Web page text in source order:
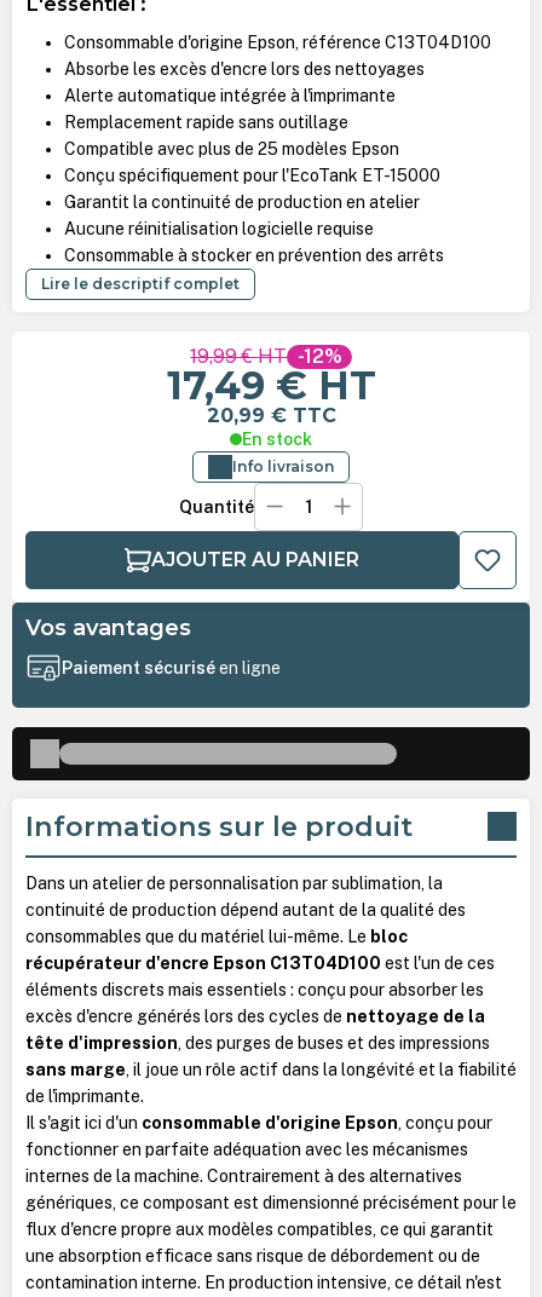
Consommable d'origine Epson, référence C13T04D100
Absorbe les excès d'encre lors des nettoyages
Alerte automatique intégrée à l'imprimante
Remplacement rapide sans outillage
Compatible avec plus de 25 modèles Epson
Conçu spécifiquement pour l'EcoTank ET-15000
Garantit la continuité de production en atelier
Aucune réinitialisation logicielle requise
Consommable à stocker en prévention des arrêts
Lire le descriptif complet
19,99 €HT -12%
17,49 €HT
20,99 € TTC
En stock
Info livraison
Quantité
AJOUTER AU PANIER
Vos avantages
Paiement sécuriséen ligne
Informations sur le produit
Dans un atelier de personnalisation par sublimation, la
continuité de production dépend autant de la qualité des
consommables que du matériel lui-même. Le bloc
récupérateur d'encre Epson C13T04D100 est l'un de ces
éléments discrets mais essentiels : conçu pour absorber les
excès d'encre générés lors des cycles de nettoyage de la
tête d'impression, des purges de buses et des impressions
sans marge, il joue un rôle actif dans la longévité et la fiabilité
de l'imprimante.
Il s'agit ici d'un consommable d'origine Epson, conçu pour
fonctionner en parfaite adéquation avec les mécanismes
internes de la machine. Contrairement à des alternatives
génériques, ce composant est dimensionné précisément pour le
flux d'encre propre aux modèles compatibles, ce qui garantit
une absorption efficace sans risque de débordement ou de
contamination interne. En production intensive, ce détail n'est